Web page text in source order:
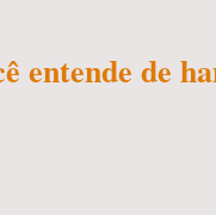
entende de